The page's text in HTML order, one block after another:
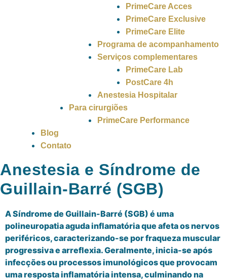
PrimeCare Acces
PrimeCare Exclusive
PrimeCare Elite
Programa de acompanhamento
Serviços complementares
PrimeCare Lab
PostCare 4h
Anestesia Hospitalar
Para cirurgiões
PrimeCare Performance
Blog
Contato
Anestesia e Síndrome de
Guillain-Barré (SGB)
A Síndrome de Guillain-Barré (SGB) é uma
polineuropatia aguda inflamatória que afeta os nervos
periféricos, caracterizando-se por fraqueza muscular
progressiva e arreflexia. Geralmente, inicia-se após
infecções ou processos imunológicos que provocam
uma resposta inflamatória intensa, culminando na